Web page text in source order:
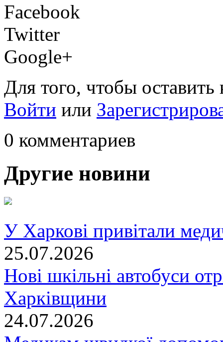
Facebook
Twitter
Google+
Для того, чтобы
Войти или
0 комментариев
Другие новини
У Харкові привітали
25.07.2026
Нові шкільні автобуси
Харківщини
24.07.2026